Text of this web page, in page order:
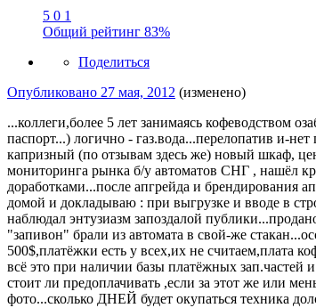
5 0 1
Общий рейтинг 83%
Поделиться
Опубликовано 27 мая, 2012 (изменено)
...коллеги,более 5 лет занимаясь кофеводством
паспорт...) логично - газ.вода...перелопатив и-
капризный (по отзывам здесь же) новый шкаф,
мониторинга рынка б/у автоматов СНГ , нашёл
доработками...после апгрейда и брендирования
домой и докладываю : при выгрузке и вводе в
наблюдал энтузиазм запоздалой
"запивон" брали из автомата в свой-же
500$,платёжки есть у всех,их не считаем,плата
всё это при наличии базы платёжных зап.частей
стоит ли предоплачивать ,если за этот же или
фото...сколько ДНЕЙ будет окупаться техника